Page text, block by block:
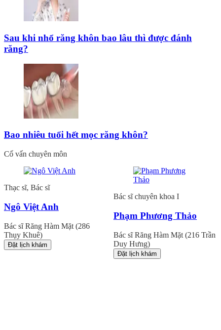
Sau khi nhổ răng khôn bao lâu thì được đánh
răng?
Bao nhiêu tuổi hết mọc răng khôn?
Cố vấn chuyên môn
Thạc sĩ, Bác sĩ
Ngô Việt Anh
Bác sĩ Răng Hàm Mặt (286
Thụy Khuê)
Đặt lịch khám
Bác sĩ chuyên khoa I
Phạm Phương Thảo
Bác sĩ Răng Hàm Mặt (216 Trần
Duy Hưng)
Đặt lịch khám